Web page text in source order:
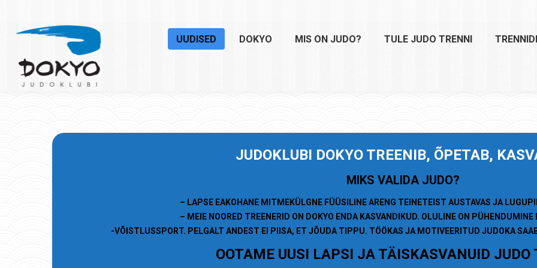
UUDISED DOKYO MIS ON JUDO? TULE JUDO TRENNI
JUDOKLUBI DOKYO TREENIB, ÕPETAB,
MIKS VALIDA JUDO?
– LAPSE EAKOHANE MITMEKÜLGNE FÜÜSILINE ARENG TEINETEIST AUSTAVAS JA
– MEIE NOORED TREENERID ON DOKYO ENDA KASVANDIKUD. OLULINE ON
-VÕISTLUSSPORT. PELGALT ANDEST EI PIISA, ET JÕUDA TIPPU. TÖÖKAS JA MOTIVEERITUD JUDOKA
OOTAME UUSI LAPSI JA TÄISKASVANUID JUDO